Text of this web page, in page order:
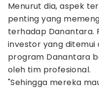
Menurut dia, aspek
penting yang
terhadap Danantara.
investor yang ditemui
program Danantara
oleh tim profesional.
"Sehingga mereka